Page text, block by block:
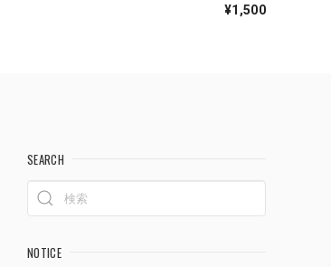
¥1,500
SEARCH
NOTICE